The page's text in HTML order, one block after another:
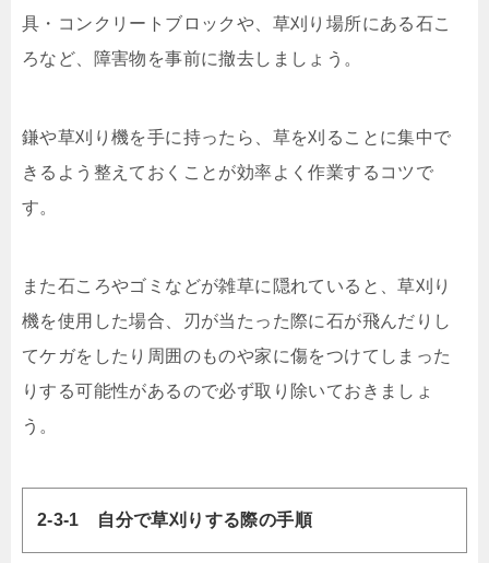
具・コンクリートブロックや、草刈り場所にある石こ
ろなど、障害物を事前に撤去しましょう。
鎌や草刈り機を手に持ったら、草を刈ることに集中で
きるよう整えておくことが効率よく作業するコツで
す。
また石ころやゴミなどが雑草に隠れていると、草刈り
機を使用した場合、刃が当たった際に石が飛んだりし
てケガをしたり周囲のものや家に傷をつけてしまった
りする可能性があるので必ず取り除いておきましょ
う。
2-3-1 自分で草刈りする際の手順